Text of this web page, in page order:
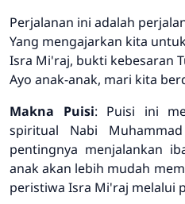
Perjalanan ini adalah
Yang mengajarkan kita
Isra Mi'raj, bukti kebesaran
Ayo anak-anak, mari kita
Makna Puisi: Puisi ini
spiritual Nabi
pentingnya menjalankan
anak akan lebih mudah
peristiwa Isra Mi'raj melalui